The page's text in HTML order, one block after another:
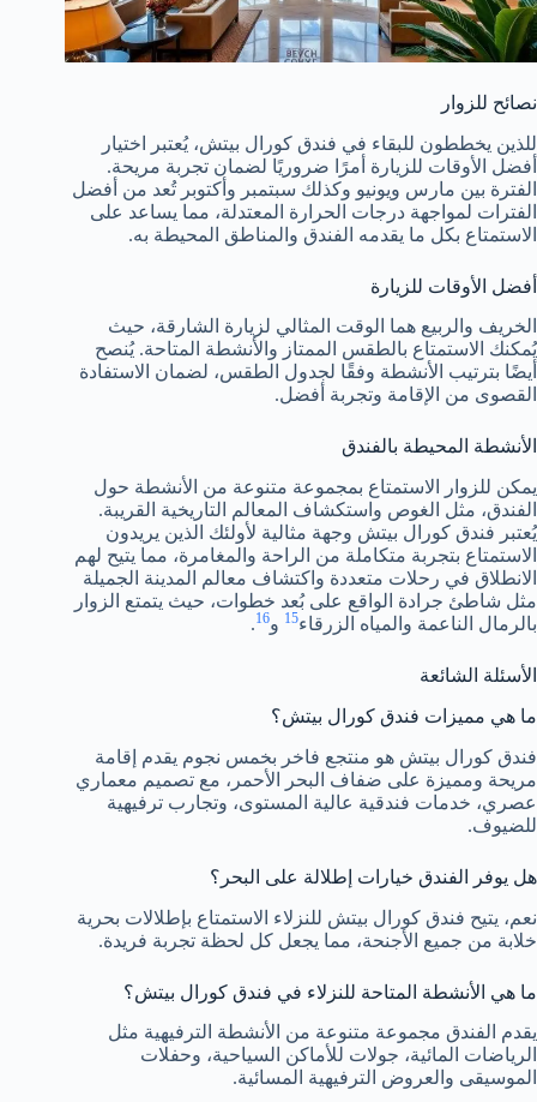
نصائح للزوار
للذين يخططون للبقاء في فندق كورال بيتش، يُعتبر اختيار
أفضل الأوقات للزيارة أمرًا ضروريًا لضمان تجربة مريحة.
الفترة بين مارس ويونيو وكذلك سبتمبر وأكتوبر تُعد من أفضل
الفترات لمواجهة درجات الحرارة المعتدلة، مما يساعد على
الاستمتاع بكل ما يقدمه الفندق والمناطق المحيطة به.
أفضل الأوقات للزيارة
الخريف والربيع هما الوقت المثالي لزيارة الشارقة، حيث
يُمكنك الاستمتاع بالطقس الممتاز والأنشطة المتاحة. يُنصح
أيضًا بترتيب الأنشطة وفقًا لجدول الطقس، لضمان الاستفادة
القصوى من الإقامة وتجربة أفضل.
الأنشطة المحيطة بالفندق
يمكن للزوار الاستمتاع بمجموعة متنوعة من الأنشطة حول
الفندق، مثل الغوص واستكشاف المعالم التاريخية القريبة.
يُعتبر فندق كورال بيتش وجهة مثالية لأولئك الذين يريدون
الاستمتاع بتجربة متكاملة من الراحة والمغامرة، مما يتيح لهم
الانطلاق في رحلات متعددة واكتشاف معالم المدينة الجميلة
مثل شاطئ جرادة الواقع على بُعد خطوات، حيث يتمتع الزوار
بالرمال الناعمة والمياه الزرقاء15 و16
.
الأسئلة الشائعة
ما هي مميزات فندق كورال بيتش؟
فندق كورال بيتش هو منتجع فاخر بخمس نجوم يقدم إقامة
مريحة ومميزة على ضفاف البحر الأحمر، مع تصميم معماري
عصري، خدمات فندقية عالية المستوى، وتجارب ترفيهية
للضيوف.
هل يوفر الفندق خيارات إطلالة على البحر؟
نعم، يتيح فندق كورال بيتش للنزلاء الاستمتاع بإطلالات بحرية
خلابة من جميع الأجنحة، مما يجعل كل لحظة تجربة فريدة.
ما هي الأنشطة المتاحة للنزلاء في فندق كورال بيتش؟
يقدم الفندق مجموعة متنوعة من الأنشطة الترفيهية مثل
الرياضات المائية، جولات للأماكن السياحية، وحفلات
الموسيقى والعروض الترفيهية المسائية.